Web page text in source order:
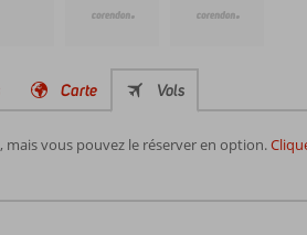
Carte Vols
vous pouvez le réserver en option.